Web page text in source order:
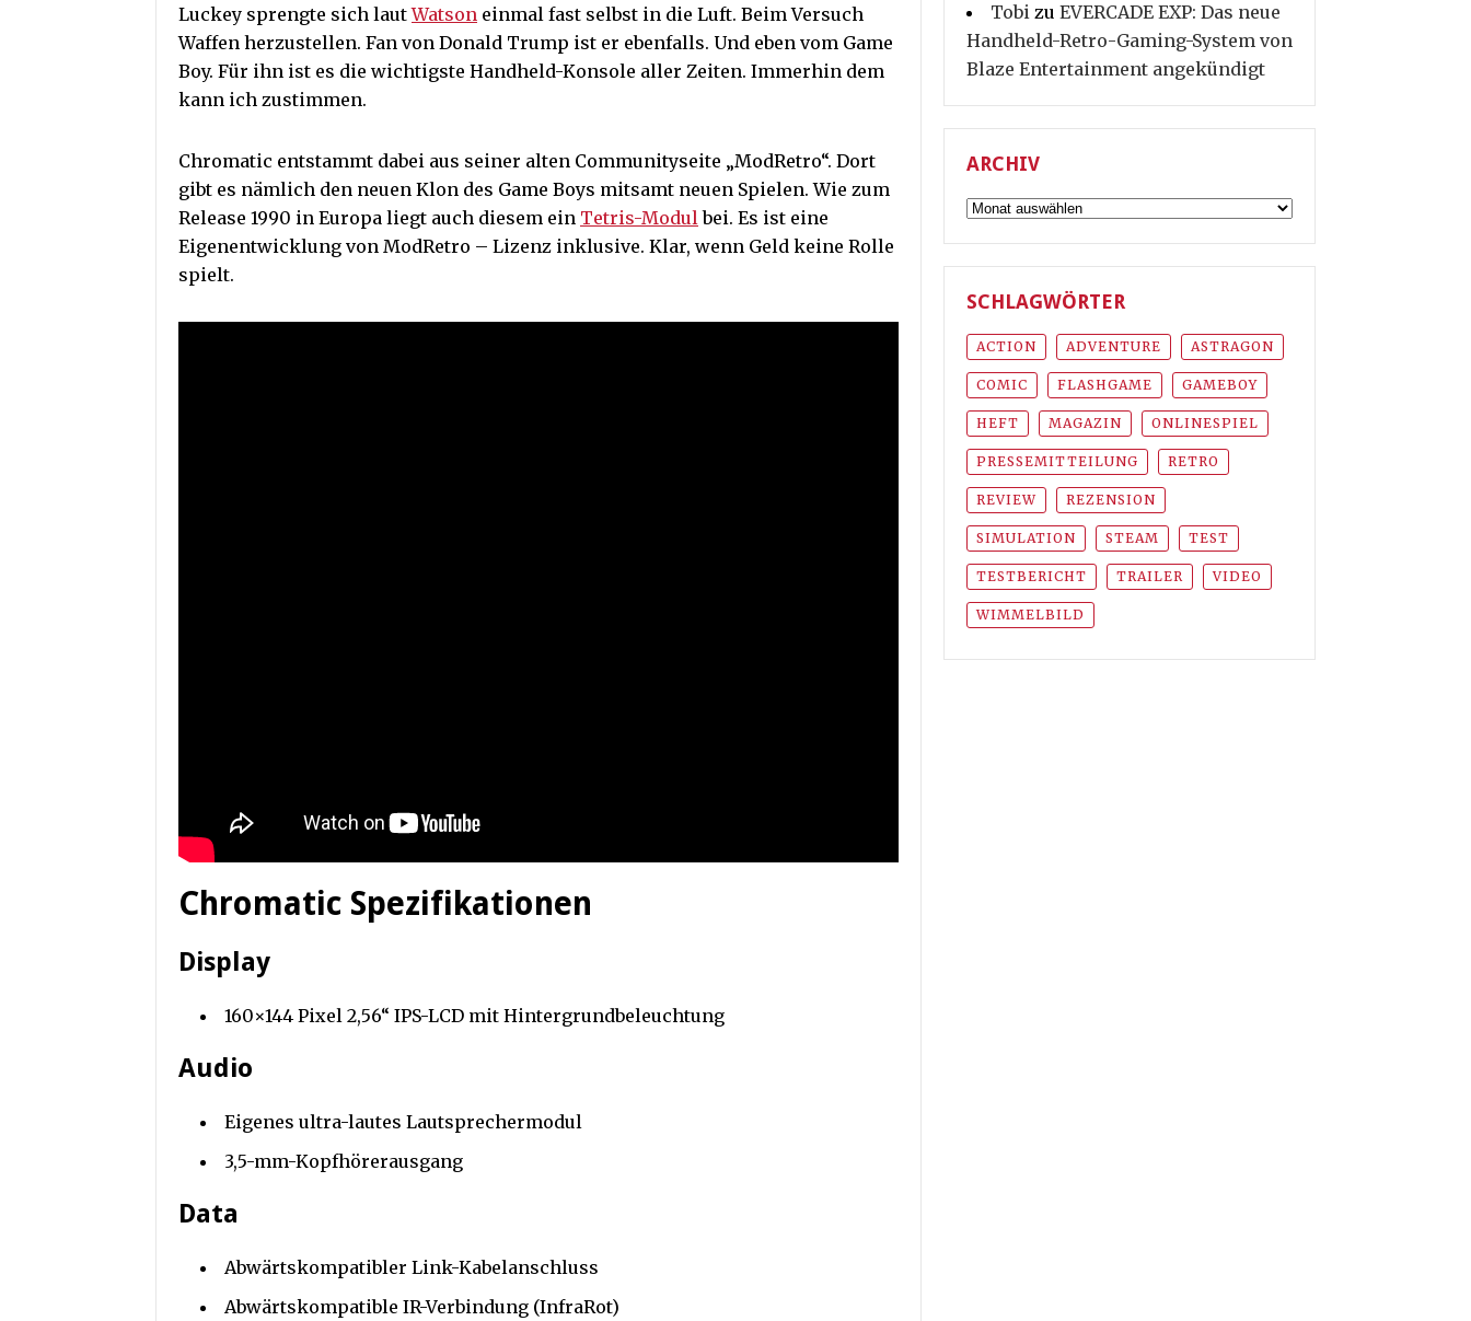
Luckey sprengte sich lautWatson einmal fast selbst in die Luft. Beim Versuch
Waffen herzustellen. Fan von Donald Trump ist er ebenfalls. Und eben vom Game
Boy. Für ihn ist es die wichtigste Handheld-Konsole aller Zeiten. Immerhin dem
kann ich zustimmen.
Chromatic entstammt dabei aus seiner alten Communityseite „ModRetro“. Dort
gibt es nämlich den neuen Klon des Game Boys mitsamt neuen Spielen. Wie zum
Release 1990 in Europa liegt auch diesem ein Tetris-Modulbei. Es ist eine
Eigenentwicklung von ModRetro – Lizenz inklusive. Klar, wenn Geld keine Rolle
spielt.
Chromatic Spezifikationen
Display
160×144 Pixel 2,56“ IPS-LCD mit Hintergrundbeleuchtung
Audio
Eigenes ultra-lautes Lautsprechermodul
3,5-mm-Kopfhörerausgang
Data
Abwärtskompatibler Link-Kabelanschluss
Abwärtskompatible IR-Verbindung (InfraRot)
Tobi zu EVERCADE EXP: Das neue
Handheld-Retro-Gaming-System von
Blaze Entertainment angekündigt
ARCHIV
Archiv
SCHLAGWÖRTER
ACTION ADVENTURE ASTRAGON
COMIC FLASHGAME GAMEBOY
HEFT MAGAZIN ONLINESPIEL
PRESSEMITTEILUNG RETRO
REVIEW REZENSION
SIMULATION STEAM TEST
TESTBERICHT TRAILER VIDEO
WIMMELBILD